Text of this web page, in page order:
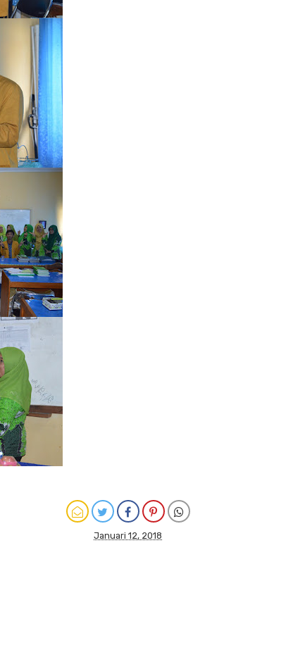
Januari 12, 2018